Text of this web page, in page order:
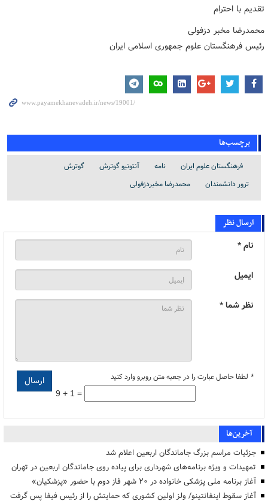
تقدیم با احترام
محمدرضا مخبر دزفولی
رئیس فرهنگستان علوم جمهوری اسلامی ایران
برچسب‌ها
فرهنگستان علوم ایران نامه آنتونیو گوترش
گوترش
ترور دانشمندان
محمدرضا مخبردزفولی
ارسال نظر
نام *
ایمیل
نظر شما *
* لطفا حاصل عبارت را در جعبه متن روبرو وارد کنید
9 + 1 =
آخرین‌ها
جزئیات مراسم بزرگ جاماندگان اربعین اعلام شد
تمهیدات و ویژه برنامه‌های شهرداری برای پیاده روی جاماندگان اربعین در تهران
آغاز برنامه ملی پزشکی خانواده در ۲۰ شهر فاز دوم با حضور «پزشکیان»
آغاز سقوط اینفانتینو/ ولز اولین کشوری که حمایتش را از رئیس فیفا پس گرفت